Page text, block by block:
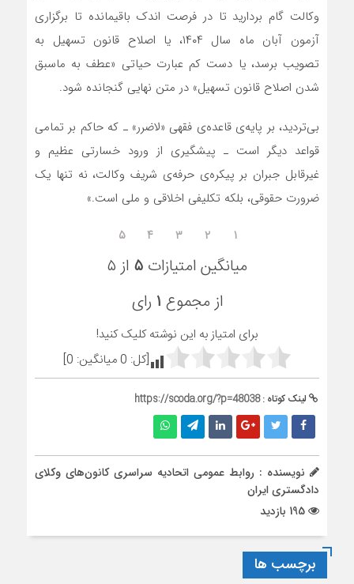
وکالت گام بردارید تا در فرصت اندک باقیمانده تا برگزاری
آزمون آبان ‌ماه سال ۱۴۰۴، یا اصلاح قانون تسهیل به
تصویب برسد، یا دست ‌کم عبارت حیاتی «عطف به ماسبق
شدن اصلاح قانون تسهیل» در متن نهایی گنجانده شود.
بی‌تردید، بر پایه‌ی قاعده‌ی فقهی «لاضرر» ـ که حاکم بر تمامی
قواعد دیگر است ـ پیشگیری از ورود خسارتی عظیم و
غیرقابل جبران بر پیکره‌ی حرفه‌ی شریف وکالت، نه ‌تنها یک
ضرورت حقوقی، بلکه تکلیفی اخلاقی و ملی است.»
۱ ۲ ۳ ۴ ۵
میانگین امتیازات ۵ از ۵
از مجموع ۱ رای
برای امتیاز به این نوشته کلیک کنید!
[کل: 0میانگین: 0
]
لینک کوتاه :https://scoda.org/?p=48038
نویسنده : روابط عمومی اتحادیه سراسری کانون‌های وکلای
دادگستری ایران
برچسب ها